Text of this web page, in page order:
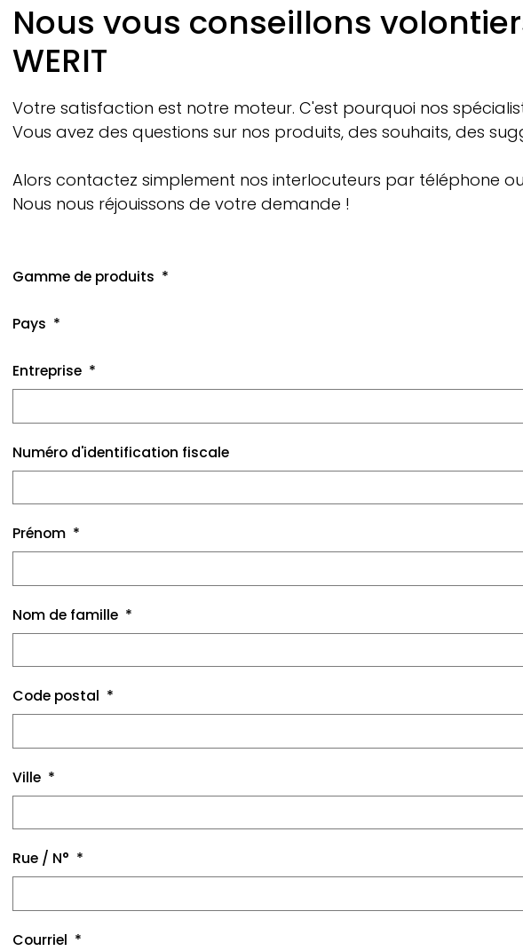
Breadcrumb
Nous vous conseillons
WERIT
Votre satisfaction est notre moteur. C'est pourquoi nos
Vous avez des questions sur nos produits, des souhaits, des
Alors contactez simplement nos interlocuteurs par téléphone
Nous nous réjouissons de votre demande !
Gamme de produits
Pays
Entreprise
Numéro d'identification fiscale
Prénom
Nom de famille
Code postal
Ville
Rue / N°
Courriel